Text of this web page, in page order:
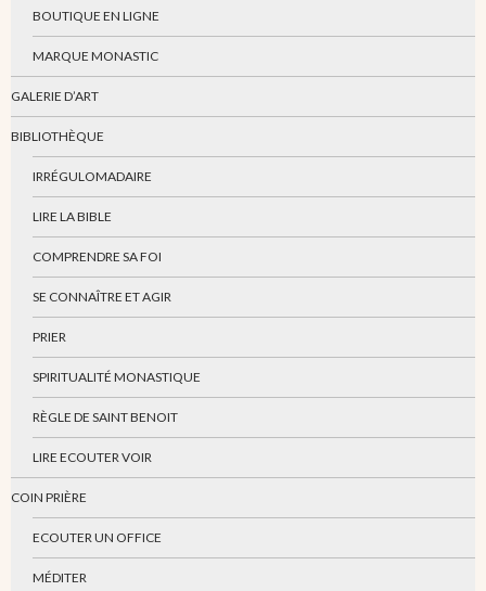
BOUTIQUE EN LIGNE
MARQUE MONASTIC
GALERIE D’ART
BIBLIOTHÈQUE
IRRÉGULOMADAIRE
LIRE LA BIBLE
COMPRENDRE SA FOI
SE CONNAÎTRE ET AGIR
PRIER
SPIRITUALITÉ MONASTIQUE
RÈGLE DE SAINT BENOIT
LIRE ECOUTER VOIR
COIN PRIÈRE
ECOUTER UN OFFICE
MÉDITER